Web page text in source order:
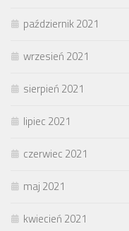
październik 2021
wrzesień 2021
sierpień 2021
lipiec 2021
czerwiec 2021
maj 2021
kwiecień 2021